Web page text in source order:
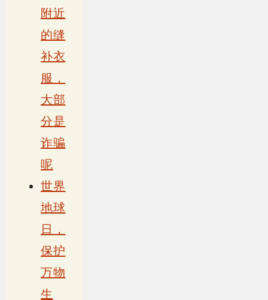
附近
的缝
补衣
服，
大部
分是
诈骗
呢
世界
地球
日，
保护
万物
生